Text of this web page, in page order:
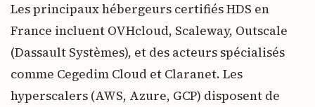
Les principaux hébergeurs certifiés HDS en
France incluent OVHcloud, Scaleway, Outscale
(Dassault Systèmes), et des acteurs spécialisés
comme Cegedim Cloud et Claranet. Les
hyperscalers (AWS, Azure, GCP) disposent de